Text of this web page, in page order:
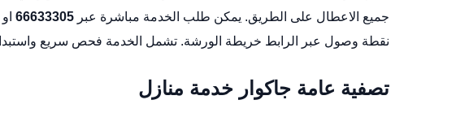
جميع الاعطال على الطريق. يمكن طلب الخدمة مباشرة عبر 66633305
نقطة وصول عبر الرابط خريطة الورشة. تشمل الخدمة فحص سريع
تصفية عامة جاكوار خدمة منازل